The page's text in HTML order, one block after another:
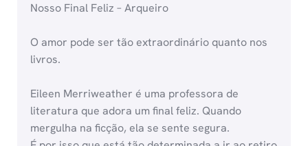
Nosso Final Feliz – Arqueiro
O amor pode ser tão extraordinário quanto nos
livros.
Eileen Merriweather é uma professora de
literatura que adora um final feliz. Quando
mergulha na ficção, ela se sente segura.